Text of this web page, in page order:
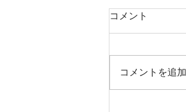
頑張りたい
皆さま、こん
見かけました
のクリスマス
コメント
コメントを追